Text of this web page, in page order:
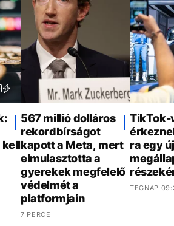
kell
567 millió dolláros
rekordbírságot
kapott a Meta, mert
elmulasztotta a
gyerekek megfelelő
védelmét a
platformjain
7 PERCE
TikTok-
ra egy új
TEGNAP